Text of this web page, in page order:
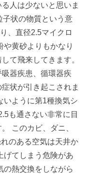
人は少ないと思いま
子状の物質という意
、直径2.5マイクロ
や黄砂よりもかなり
て飛来してきます。
器疾患、循環器疾
状が引き起こされま
いように第1種換気シ
も通さない非常に目
このカビ、ダニ、
のある空気は天井か
げてしまう危険があ
の熱交換をしながら